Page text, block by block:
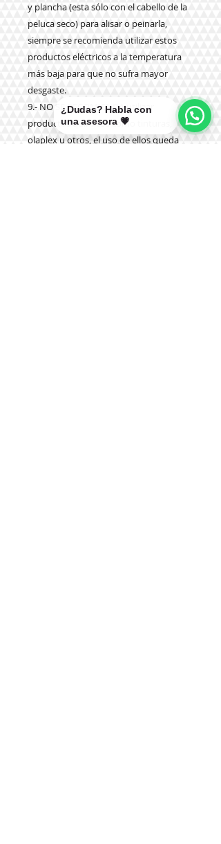
y plancha (esta sólo con el cabello de la
peluca seco) para alisar o peinarla,
siempre se recomienda utilizar estos
productos eléctricos a la temperatura
más baja para que no sufra mayor
desgaste.
9.- NO SE RECOMIENDA utilizar
productos químicos como tinturas,
olaplex u otros, el uso de ellos queda
¿Dudas? Habla con
una asesora 💗